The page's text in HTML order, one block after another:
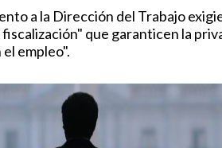
a la Dirección del Trabajo
que garanticen la
empleo".